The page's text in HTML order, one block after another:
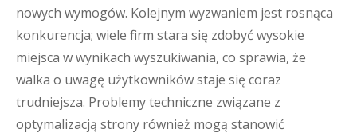
nowych wymogów. Kolejnym wyzwaniem jest rosnąca
konkurencja; wiele firm stara się zdobyć wysokie
miejsca w wynikach wyszukiwania, co sprawia, że
walka o uwagę użytkowników staje się coraz
trudniejsza. Problemy techniczne związane z
optymalizacją strony również mogą stanowić